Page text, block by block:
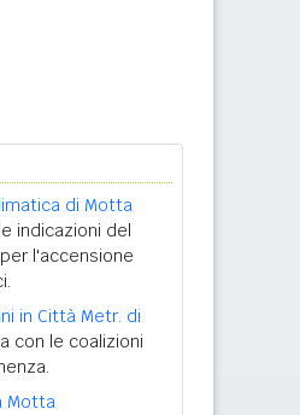
di Motta
indicazioni del
l'accensione
in Città Metr. di
con le coalizioni
Motta